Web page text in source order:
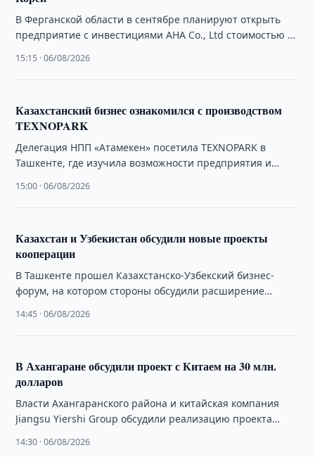
В Ферганской области в сентябре планируют открыть
предприятие с инвестициями AHA Co., Ltd стоимостью 20
15:15 · 06/08/2026
Казахстанский бизнес ознакомился с производством
TEXNOPARK
Делегация НПП «Атамекен» посетила TEXNOPARK в
Ташкенте, где изучила возможности предприятия и
15:00 · 06/08/2026
Казахстан и Узбекистан обсудили новые проекты
кооперации
В Ташкенте прошел Казахстанско-Узбекский бизнес-
форум, на котором стороны обсудили расширение
14:45 · 06/08/2026
В Ахангаране обсудили проект с Китаем на 30 млн.
долларов
Власти Ахангаранского района и китайская компания
Jiangsu Yiershi Group обсудили реализацию проекта
электротехнической продукции.
14:30 · 06/08/2026